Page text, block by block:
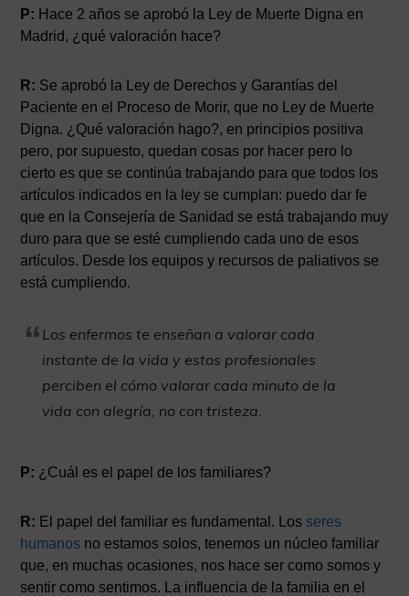
P: Hace 2 años se aprobó la Ley de Muerte Digna en
Madrid, ¿qué valoración hace?
R: Se aprobó la Ley de Derechos y Garantías del
Paciente en el Proceso de Morir, que no Ley de Muerte
Digna. ¿Qué valoración hago?, en principios positiva
pero, por supuesto, quedan cosas por hacer pero lo
cierto es que se continúa trabajando para que todos los
artículos indicados en la ley se cumplan: puedo dar fe
que en la Consejería de Sanidad se está trabajando muy
duro para que se esté cumpliendo cada uno de esos
artículos. Desde los equipos y recursos de paliativos se
está cumpliendo.
Los enfermos te enseñan a valorar cada
instante de la vida y estos profesionales
perciben el cómo valorar cada minuto de la
vida con alegría, no con tristeza.
P: ¿Cuál es el papel de los familiares?
R: El papel del familiar es fundamental. Los seres
humanos no estamos solos, tenemos un núcleo familiar
que, en muchas ocasiones, nos hace ser como somos y
sentir como sentimos. La influencia de la familia en el